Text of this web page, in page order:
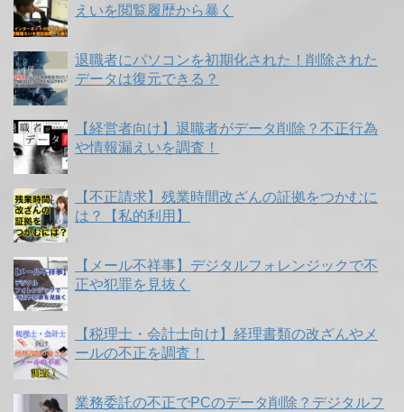
えいを閲覧履歴から暴く
退職者にパソコンを初期化された！削除された
データは復元できる？
【経営者向け】退職者がデータ削除？不正行為
や情報漏えいを調査！
【不正請求】残業時間改ざんの証拠をつかむに
は？【私的利用】
【メール不祥事】デジタルフォレンジックで不
正や犯罪を見抜く
【税理士・会計士向け】経理書類の改ざんやメ
ールの不正を調査！
業務委託の不正でPCのデータ削除？デジタルフ